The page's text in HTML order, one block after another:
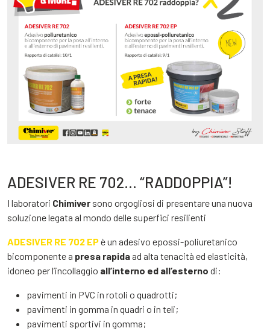
ADESIVER RE 702… “RADDOPPIA”!
I laboratori Chimiver sono orgogliosi di presentare una nuova
soluzione legata al mondo delle superfici resilienti
ADESIVER RE 702 EPè un adesivo epossi-poliuretanico
bicomponente a presa rapida ad alta tenacità ed elasticità,
idoneo per l’incollaggio all’interno ed all’esterno di:
pavimenti in PVC in rotoli o quadrotti;
pavimenti in gomma in quadri o in teli;
pavimenti sportivi in gomma;